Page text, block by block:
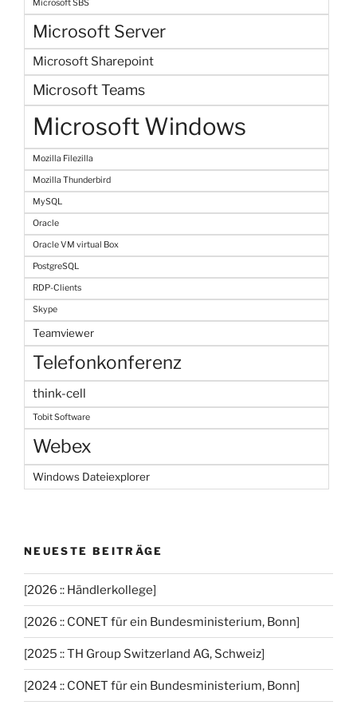
Microsoft SBS
Microsoft Server
Microsoft Sharepoint
Microsoft Teams
Microsoft Windows
Mozilla Filezilla
Mozilla Thunderbird
MySQL
Oracle
Oracle VM virtual Box
PostgreSQL
RDP-Clients
Skype
Teamviewer
Telefonkonferenz
think-cell
Tobit Software
Webex
Windows Dateiexplorer
NEUESTE BEITRÄGE
[2026 :: Händlerkollege]
[2026 :: CONET für ein Bundesministerium, Bonn]
[2025 :: TH Group Switzerland AG, Schweiz]
[2024 :: CONET für ein Bundesministerium, Bonn]